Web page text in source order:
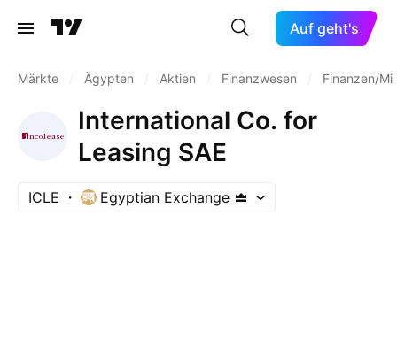
Auf geht's
Märkte Ägypten Aktien Finanzwesen Finanzen/
International Co. for
Leasing SAE
ICLE Egyptian Exchange